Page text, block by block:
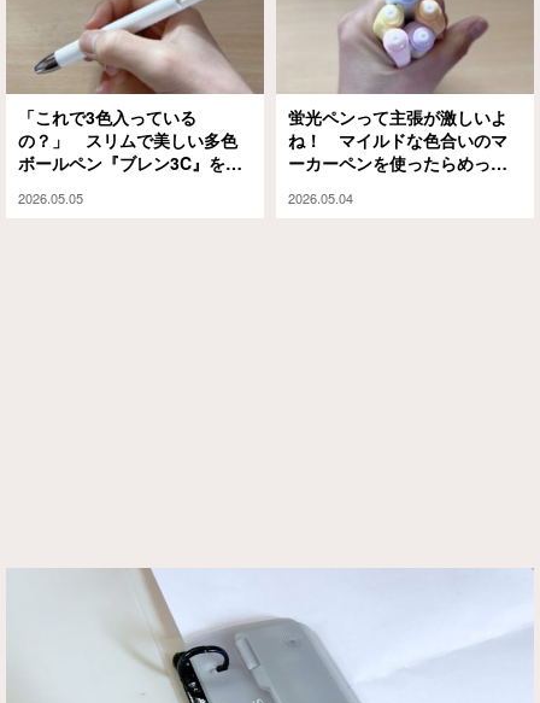
「これで3色入っている
の？」 スリムで美しい多色
ボールペン『ブレン3C』を試
2026.05.05
蛍光ペンって主張が激しいよ
ね！ マイルドな色合いのマ
ーカーペンを使ったらめっち
2026.05.04